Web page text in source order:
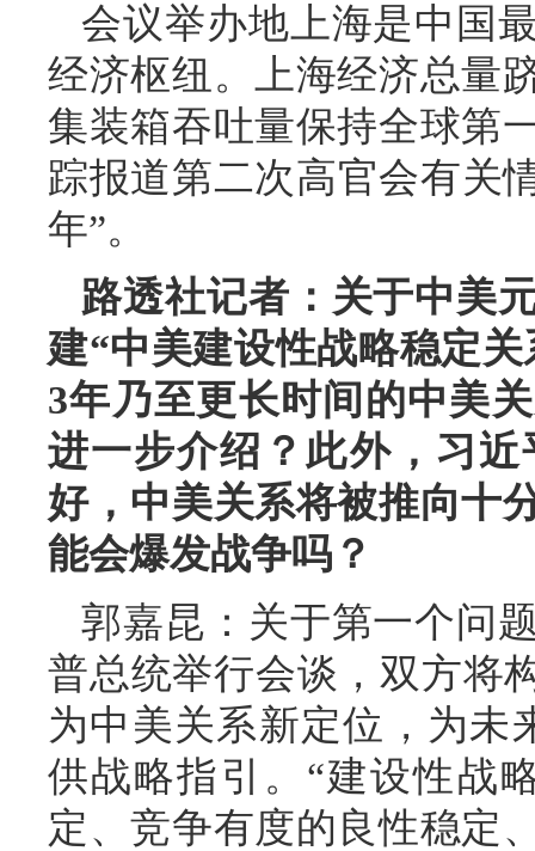
会议举办地上海是中国
经济枢纽。上海经济总量
集装箱吞吐量保持全球第
踪报道第二次高官会有关
年”。
路透社记者：关于中美
建“中美建设性战略稳定
3年乃至更长时间的中美
进一步介绍？此外，习
好，中美关系将被推向十
能会爆发战争吗？
郭嘉昆：关于第一个问
普总统举行会谈，双方将
为中美关系新定位，为未
供战略指引。“建设性战
定、竞争有度的良性稳定